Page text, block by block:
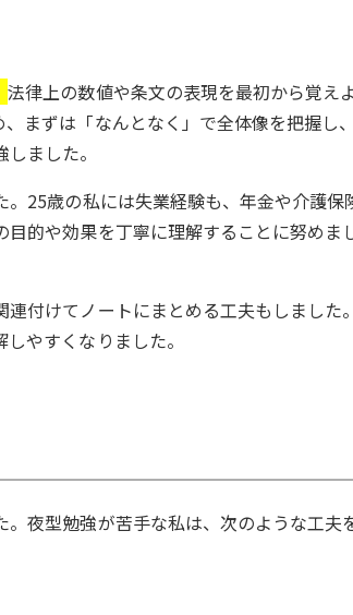
法律上の数値や条文の表現を最初から覚え
まずは「なんとなく」で全体像を把握し、
ました。
25歳の私には失業経験も、年金や介護保
的や効果を丁寧に理解することに努めま
付けてノートにまとめる工夫もしました。
やすくなりました。
夜型勉強が苦手な私は、次のような工夫